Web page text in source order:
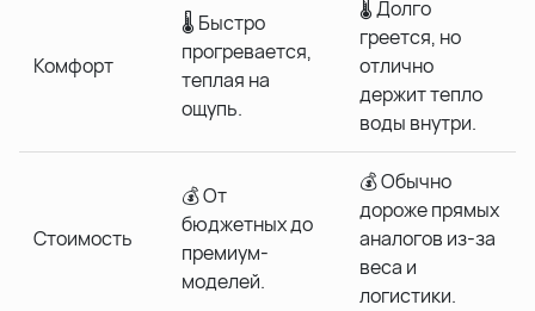
Комфорт
🌡️ Быстро
прогревается,
теплая на
ощупь.
🌡️ Долго
греется, но
отлично
держит тепло
воды внутри.
Стоимость
💰 От
бюджетных до
премиум-
моделей.
💰 Обычно
дороже прямых
аналогов из-за
веса и
логистики.